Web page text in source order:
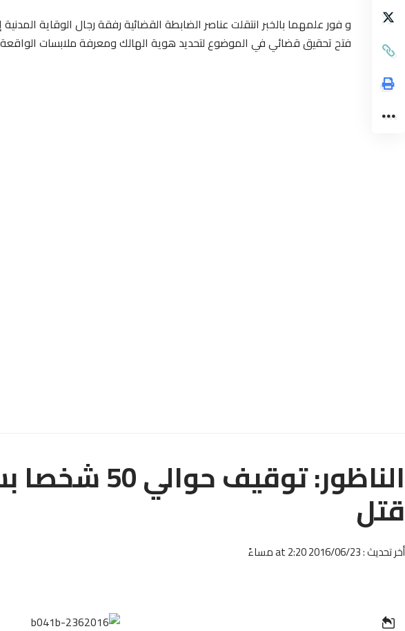
و فور علمهما بالخبر انتقلت عناصر الضابطة القضائية رفقة رجال الوقاية
فتح تحقيق قضائي في الموضوع لتحديد هوية الهالك ومعرفة ملابسات الواقعة
الناظور:
قتل
أخر تحديث : 2016/06/23 at 2:20 مساءً